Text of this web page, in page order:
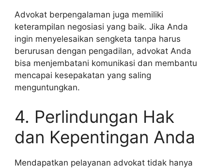
Advokat berpengalaman juga memiliki
keterampilan negosiasi yang baik. Jika Anda
ingin menyelesaikan sengketa tanpa harus
berurusan dengan pengadilan, advokat Anda
bisa menjembatani komunikasi dan membantu
mencapai kesepakatan yang saling
menguntungkan.
4. Perlindungan Hak
dan Kepentingan Anda
Mendapatkan pelayanan advokat tidak hanya